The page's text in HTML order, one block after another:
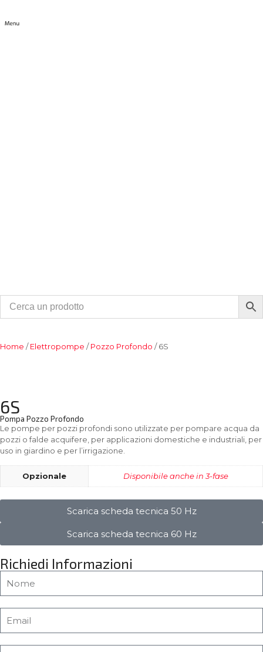
Home /Elettropompe /Pozzo Profondo / 6S
6S
Pompa Pozzo Profondo
Le pompe per pozzi profondi sono utilizzate per pompare acqua da
pozzi o falde acquifere, per applicazioni domestiche e industriali, per
uso in giardino e per l’irrigazione.
Opzionale Disponibile anche in 3-fase
Scarica scheda tecnica 50 Hz
Scarica scheda tecnica 60 Hz
Richiedi Informazioni